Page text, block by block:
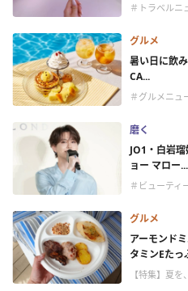
＃トラベルニ
グルメ
暑い日に飲
CA...
＃グルメニュ
磨く
JO1・白岩
ョー マロー...
＃ビューティ
グルメ
アーモンド
タミンEたっ
【特集】夏を